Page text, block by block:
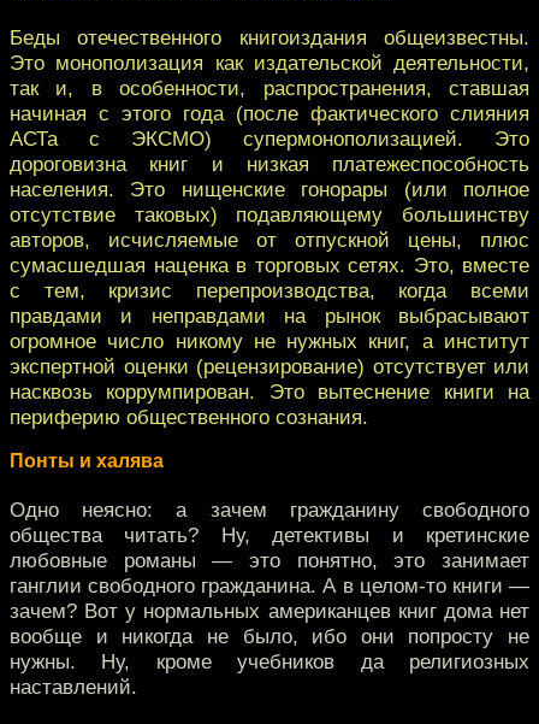
Беды отечественного книгоиздания общеизвестны.
Это монополизация как издательской деятельности,
так и, в особенности, распространения, ставшая
начиная с этого года (после фактического слияния
АСТа с ЭКСМО) супермонополизацией. Это
дороговизна книг и низкая платежеспособность
населения. Это нищенские гонорары (или полное
отсутствие таковых) подавляющему большинству
авторов, исчисляемые от отпускной цены, плюс
сумасшедшая наценка в торговых сетях. Это, вместе
с тем, кризис перепроизводства, когда всеми
правдами и неправдами на рынок выбрасывают
огромное число никому не нужных книг, а институт
экспертной оценки (рецензирование) отсутствует или
насквозь коррумпирован. Это вытеснение книги на
периферию общественного сознания.
Понты и халява
Одно неясно: а зачем гражданину свободного
общества читать? Ну, детективы и кретинские
любовные романы — это понятно, это занимает
ганглии свободного гражданина. А в целом-то книги —
зачем? Вот у нормальных американцев книг дома нет
вообще и никогда не было, ибо они попросту не
нужны. Ну, кроме учебников да религиозных
наставлений.